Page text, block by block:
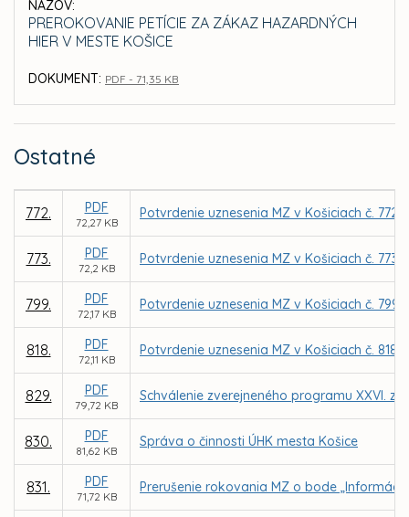
NÁZOV:
PREROKOVANIE PETÍCIE ZA ZÁKAZ HAZARDNÝCH
HIER V MESTE KOŠICE
DOKUMENT: PDF - 71,35 KB
Ostatné
772. PDF
72,27 KB
Potvrdenie uznesenia MZ v Košiciach č.
773. PDF
72,2 KB
Potvrdenie uznesenia MZ v Košiciach č.
799. PDF
72,17 KB
Potvrdenie uznesenia MZ v Košiciach č.
818. PDF
72,11 KB
Potvrdenie uznesenia MZ v Košiciach č.
829. PDF
79,72 KB
Schválenie zverejneného programu XXVI.
830. PDF
81,62 KB
Správa o činnosti ÚHK mesta Košice
831. PDF
71,72 KB
Prerušenie rokovania MZ o bode